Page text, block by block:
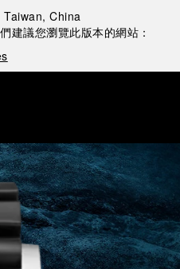
Taiwan, China
建議您瀏覽此版本的網站：